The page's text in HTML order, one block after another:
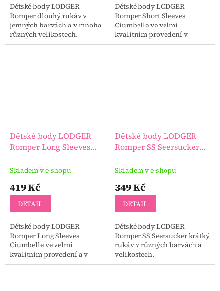
Dětské body LODGER
Romper dlouhý rukáv v
jemných barvách a v mnoha
různých velikostech.
Dětské body LODGER
Romper Short Sleeves
Ciumbelle ve velmi
kvalitním provedení v
různých barvách i
Dětské body LODGER
Romper Long Sleeves
Skladem v e-shopu
419 Kč
DETAIL
Dětské body LODGER
Romper Long Sleeves
Ciumbelle ve velmi
kvalitním provedení a v
různých velikostech.
Dětské body LODGER
Romper SS Seersucker
Skladem v e-shopu
349 Kč
DETAIL
Dětské body LODGER
Romper SS Seersucker krátký
rukáv v různých barvách a
velikostech.